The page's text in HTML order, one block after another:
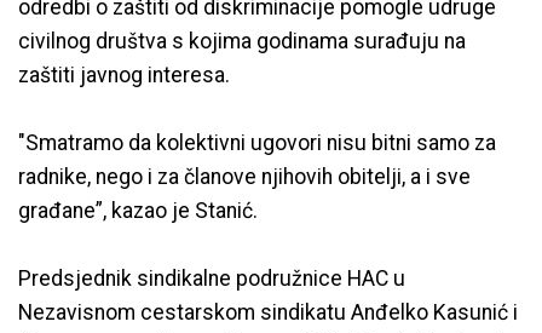
odredbi o zaštiti od diskriminacije pomogle udruge
civilnog društva s kojima godinama surađuju na
zaštiti javnog interesa.
"Smatramo da kolektivni ugovori nisu bitni samo za
radnike, nego i za članove njihovih obitelji, a i sve
građane”, kazao je Stanić.
Predsjednik sindikalne podružnice HAC u
Nezavisnom cestarskom sindikatu Anđelko Kasunić i